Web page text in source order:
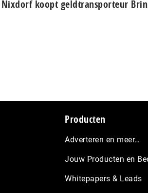
koopt geldtransporteur
Producten
Adverteren en meer…
Jouw Producten en
Whitepapers & Leads